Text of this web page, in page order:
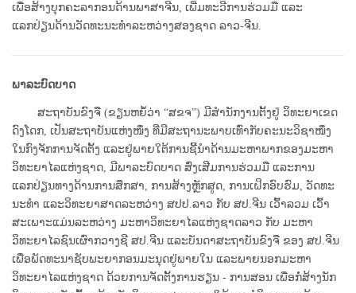
ເພື່ອສ້າງບຸກຄະລາກອນດ້ານພາສາຈີນ, ເພີ່ມທະວີການຮ່ວມມື ແລະ
ແລກປ່ຽນດ້ານວັດທະນະທໍາລະຫວ່າງສອງຊາດ ລາວ-ຈີນ. ​
ພາລະບົດບາດ
ສະຖາບັນຂົງຈື (ຂຽນຫຍໍ້ວ່າ “ສຂຈ”) ມີສໍານັກງານຕັ້ງຢູ່ ວິທະຍາເຂດ
ດົງໂດກ, ເປັນສະຖາ​ບັນແຫ່ງ​ໜຶ່ງ ທີ່ມີສະຖານະພາບເທົ່າກັບຄະນະວິຊາໜຶ່ງ
ໃນກົງຈັກການຈັດຕັ້ງ ແລະຢູ່ພາຍໃຕ້ການຊີ້ນໍາດ້ານມະຫາ​ພາກຂອງມະຫາ
ວິທະຍາໄລແຫ່ງຊາດ, ມີພາລະບົດບາດ ສົ່ງເສີມການຮ່ວມມື ແລະການ
ແລກປ່ຽນທາງດ້ານ​​ການສຶກສາ, ການສ້າງຫຼັກສູດ, ການເຝິກອົບຮົມ, ວັດທະ
ນະທໍາ ແລະວິທະຍາສາດລະຫວ່າງ ສປປ​.ລາວ ​​​​ກັບ ສປ.ຈີນ ເວົ້າລວມ ເວົ້າ
ສະເພາະແມ່ນລະຫວ່າງ ມະຫາວິທະຍາໄລແຫ່ງ​​ຊາດລາວ ກັບ ມະຫາ
ວິທະຍາໄລ​​​​​ຊົນເຜົ່າກວາງຊີ ສປ.ຈີນ ແລະບັນດາສະຖາບັນຂົງຈື ຂອງ ສປ.ຈີນ
ເພື່ອພັດທະນາຊັບພະຍາກອນມະນຸດຢູ່ພາຍໃນ ແລະພາຍນອກມະຫາ
ວິທະຍາໄລແຫ່ງຊາດ ດ້ວຍການຈັດຕັ້ງການ​ຮຽນ - ການສອນ ເພື່ອກໍ່ສ້າງນັກ